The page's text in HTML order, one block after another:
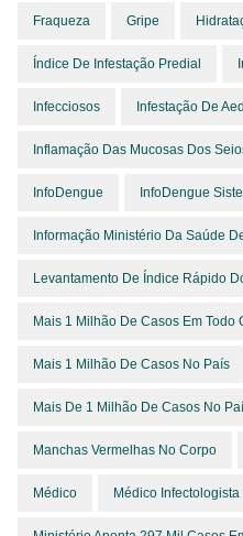
Fraqueza Gripe
Índice De Infestação Predial
Infecciosos Infestação De
Inflamação Das Mucosas Dos
InfoDengue InfoDengue
Informação Ministério Da Saúde
Levantamento De Índice Rápido
Mais 1 Milhão De Casos Em Todo
Mais 1 Milhão De Casos No País
Mais De 1 Milhão De Casos No
Manchas Vermelhas No Corpo
Médico Médico Infectologista